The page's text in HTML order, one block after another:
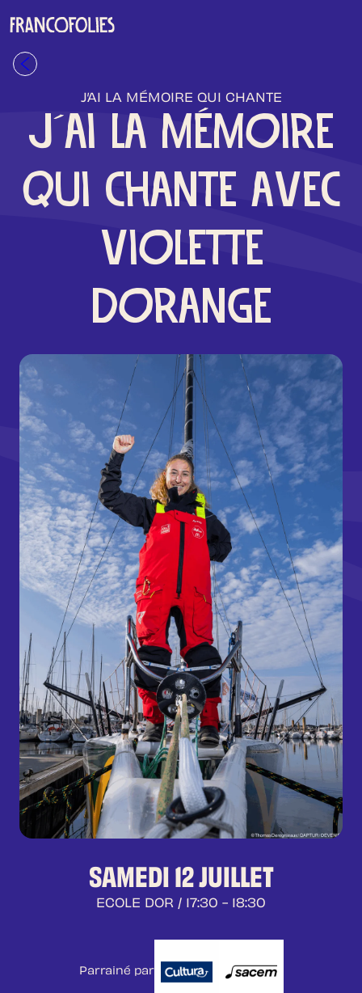
Retour à la liste
J’AI LA MÉMOIRE QUI CHANTE
J'AI LA MÉMOIRE
QUI CHANTE AVEC
VIOLETTE
DORANGE
SAMEDI 12 JUILLET
ECOLE DOR / 17:30 - 18:30
Parrainé par